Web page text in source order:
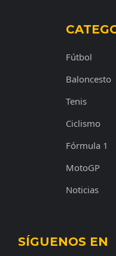
Fútbol
Baloncesto
Tenis
Ciclismo
Fórmula 1
MotoGP
Noticias
SÍGUENOS EN